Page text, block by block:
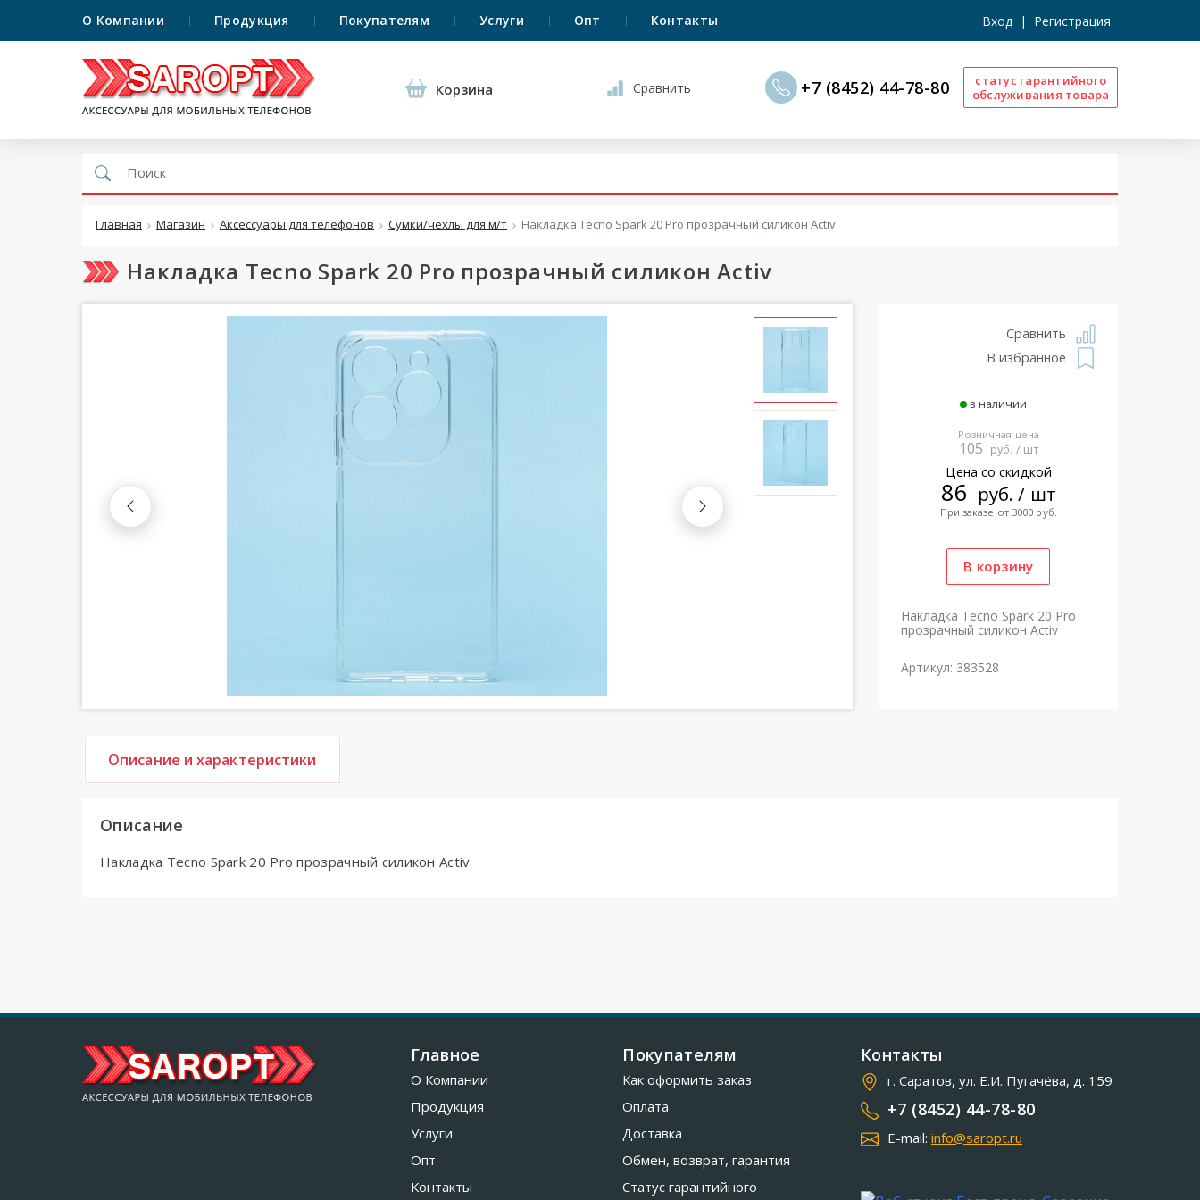
О Компании Продукция Покупателям Услуги Опт Контакты Вход | Регистрация
Корзина Сравнить +7 (8452) 44-78-80
статус гарантийного
обслуживания товара
Главная Магазин Аксессуары для телефонов Сумки/чехлы для м/т Накладка Tecno Spark 20 Pro прозрачный силикон Activ
Накладка Tecno Spark 20 Pro прозрачный силикон Activ
Сравнить
В избранное
в наличии
Розничная цена
105 руб. / шт
Цена со скидкой
86 руб. / шт
При заказе от 3000 руб.
Накладка Tecno Spark 20 Pro
прозрачный силикон Activ
Артикул: 383528
Описание и характеристики
Описание
Накладка Tecno Spark 20 Pro прозрачный силикон Activ
Главное
О Компании
Продукция
Услуги
Опт
Контакты
Покупателям
Как оформить заказ
Оплата
Доставка
Обмен, возврат, гарантия
Статус гарантийного
Контакты
г. Саратов, ул. Е.И. Пугачёва, д. 159
+7 (8452) 44-78-80
E-mail: info@saropt.ru